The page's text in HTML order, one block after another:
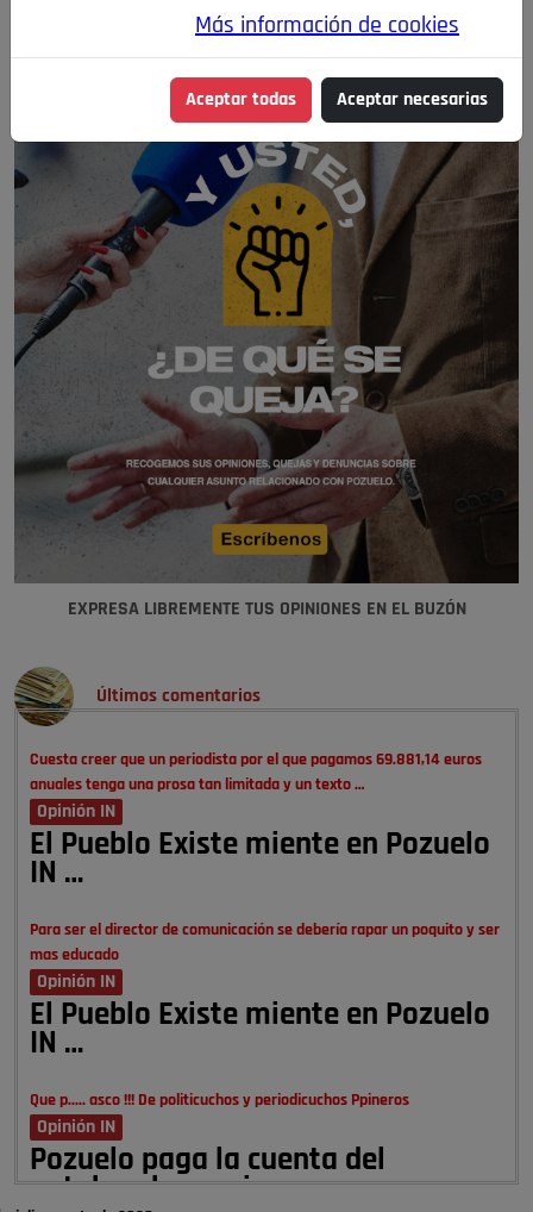
Salud 🔴 En Directo
EXPRESA LIBREMENTE TUS OPINIONES EN EL BUZÓN
Últimos comentarios
Cuesta creer que un periodista por el que pagamos 69.881,14 euros
anuales tenga una prosa tan limitada y un texto …
Opinión IN
El Pueblo Existe miente en Pozuelo
IN …
Para ser el director de comunicación se debería rapar un poquito y ser
mas educado
Opinión IN
El Pueblo Existe miente en Pozuelo
IN …
Que p..... asco !!! De politicuchos y periodicuchos Ppineros
Opinión IN
Pozuelo paga la cuenta del
autobombo: casi …
Más información de cookies
Aceptar todas Aceptar necesarias